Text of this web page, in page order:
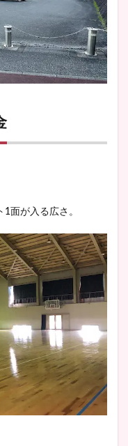
面が入る広さ。